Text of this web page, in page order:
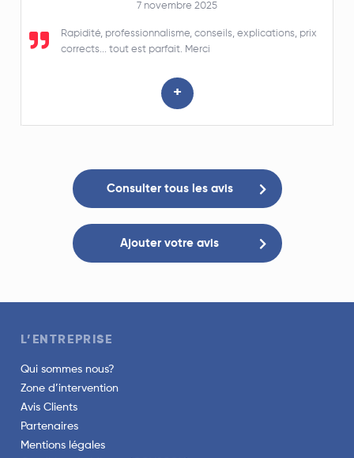
7 novembre 2025
Rapidité, professionnalisme, conseils, explications, prix
corrects... tout est parfait. Merci
+
Consulter tous les avis
Ajouter votre avis
L’ENTREPRISE
Qui sommes nous?
Zone d’intervention
Avis Clients
Partenaires
Mentions légales